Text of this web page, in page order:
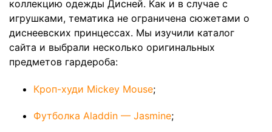
коллекцию одежды Дисней. Как и в случае с
игрушками, тематика не ограничена сюжетами о
диснеевских принцессах. Мы изучили каталог
сайта и выбрали несколько оригинальных
предметов гардероба:
Кроп-худи Mickey Mouse;
Футболка Aladdin — Jasmine;